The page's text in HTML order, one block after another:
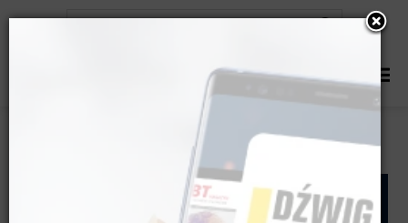
Poznaj program XIV Kongresu Stolarki Polskiej